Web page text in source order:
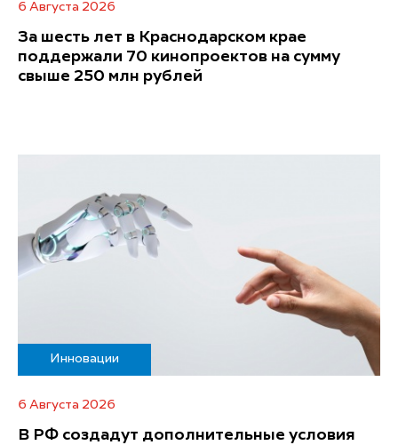
6 Августа 2026
За шесть лет в Краснодарском крае
поддержали 70 кинопроектов на сумму
свыше 250 млн рублей
Инновации
6 Августа 2026
В РФ создадут дополнительные условия